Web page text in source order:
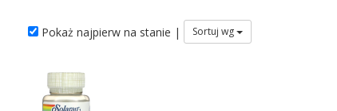
Pokaż najpierw na stanie | Sortuj wg